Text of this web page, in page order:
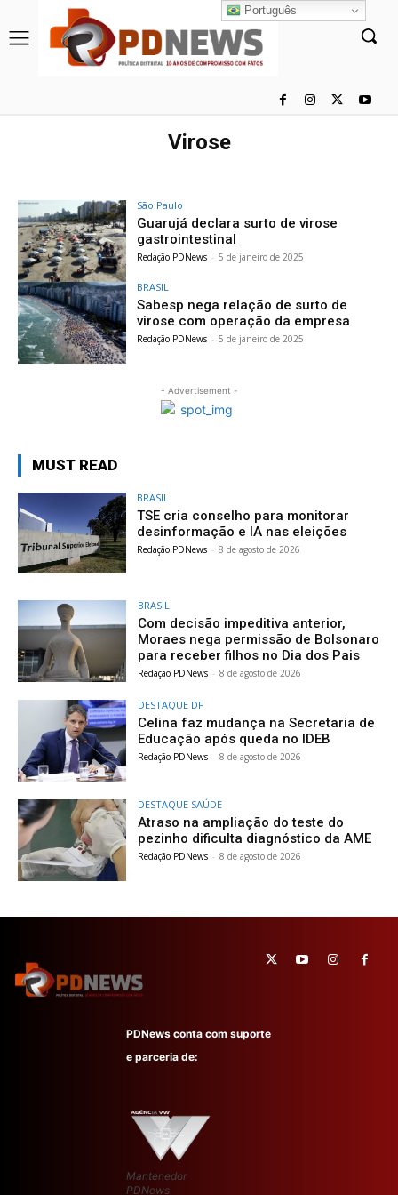
Virose
São Paulo
Guarujá declara surto de virose
gastrointestinal
Redação PDNews - 5 de janeiro de 2025
BRASIL
Sabesp nega relação de surto de
virose com operação da empresa
Redação PDNews - 5 de janeiro de 2025
- Advertisement -
MUST READ
BRASIL
TSE cria conselho para monitorar
desinformação e IA nas eleições
Redação PDNews - 8 de agosto de 2026
BRASIL
Com decisão impeditiva anterior,
Moraes nega permissão de Bolsonaro
para receber filhos no Dia dos Pais
Redação PDNews - 8 de agosto de 2026
DESTAQUE DF
Celina faz mudança na Secretaria de
Educação após queda no IDEB
Redação PDNews - 8 de agosto de 2026
DESTAQUE SAÚDE
Atraso na ampliação do teste do
pezinho dificulta diagnóstico da AME
Redação PDNews - 8 de agosto de 2026
PDNews conta com suporte
e parceria de:
Mantenedor
PDNews
Português